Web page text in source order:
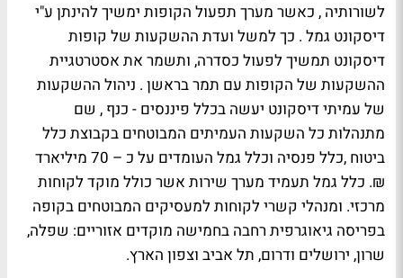
לשורותיה , כאשר מערך תפעול הקופות ימשיך להינתן ע"י
דיסקונט גמל . כך למשל ועדת ההשקעות של קופות
דיסקונט תמשיך לפעול כסדרה, ותשמר את אסטרטגיית
ההשקעות של הקופות עם תמר בראשן . ניהול ההשקעות
של עמיתי דיסקונט יעשה בכלל פיננסים - כנף , שם
מתנהלות כל השקעות העמיתים המבוטחים בקבוצת כלל
ביטוח ,כלל פנסיה וכלל גמל העומדים על כ – 70 מיליארד
₪. כלל גמל תעמיד מערך שירות אשר כולל מוקד לקוחות
מרכזי. ומנהלי קשרי לקוחות למעסיקים המבוטחים בקופה
בפריסה גיאוגרפית רחבה בחמישה מוקדים אזוריים: שפלה,
שרון, ירושלים ודרום, תל אביב וצפון הארץ.